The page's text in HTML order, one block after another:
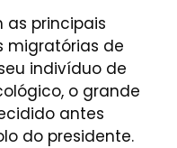
as principais
migratórias de
indivíduo de
o grande
antes
do presidente.